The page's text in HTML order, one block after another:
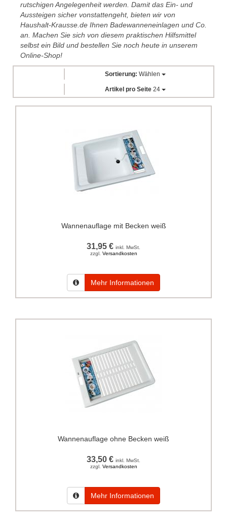
rutschigen Angelegenheit werden. Damit das Ein- und
Aussteigen sicher vonstattengeht, bieten wir von
Haushalt-Krausse.de Ihnen Badewanneneinlagen und Co.
an. Machen Sie sich von diesem praktischen Hilfsmittel
selbst ein Bild und bestellen Sie noch heute in unserem
Online-Shop!
Sortierung: Wählen
Artikel pro Seite 24
Wannenauflage mit Becken weiß
31,95 € inkl. MwSt.
zzgl. Versandkosten
Mehr Informationen
Wannenauflage ohne Becken weiß
33,50 € inkl. MwSt.
zzgl. Versandkosten
Mehr Informationen